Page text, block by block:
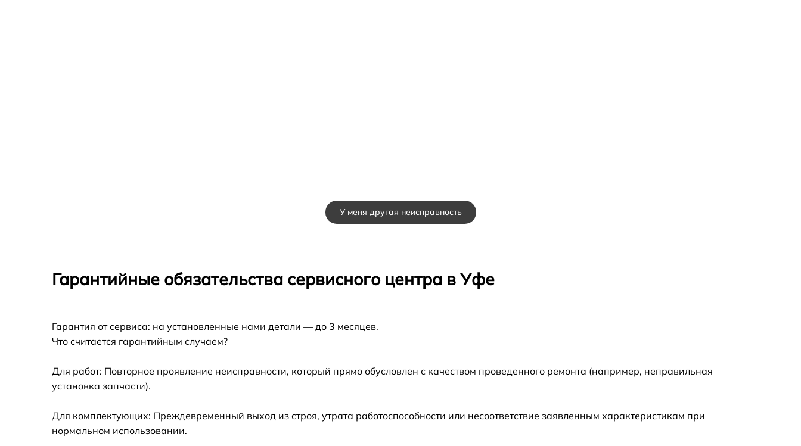
У меня другая неисправность
Гарантийные обязательства сервисного центра в Уфе
Гарантия от сервиса: на установленные нами детали — до 3 месяцев.
Что считается гарантийным случаем?
Для работ: Повторное проявление неисправности, который прямо обусловлен с качеством проведенного ремонта (например, неправильная
установка запчасти).
Для комплектующих: Преждевременный выход из строя, утрата работоспособности или несоответствие заявленным характеристикам при
нормальном использовании.